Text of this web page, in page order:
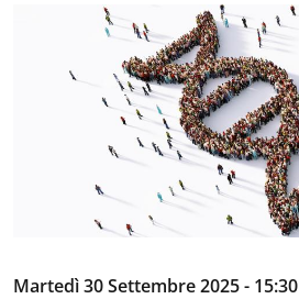
Martedì 30 Settembre 2025 - 15:30